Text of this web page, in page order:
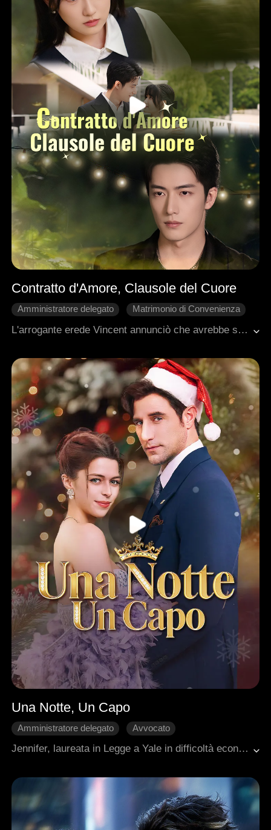
Contratto d'Amore, Clausole del Cuore
Amministratore delegato
Matrimonio di Convenienza
Innamoramento Graduale
Dolcezza
L'arrogante erede Vincent annunciò che avrebbe sposato Adeline al fidanzamento di suo fratello, anche se l'aveva solo assunta per fingere di essere sua moglie. Lui la usava per gestire le pressioni familiari, e lei aveva bisogno del denaro. Eppure, giorno dopo giorno, i sentimenti crebbero. Il loro contratto venne modificato ripetutamente, ogni cambiamento nascondeva un affetto più profondo. Da partner, diventarono veri innamorati.
Una Notte, Un Capo
Amministratore delegato
Avvocato
Innamoramento Graduale
Romanzo sentimentale moderno
Jennifer, laureata in Legge a Yale in difficoltà economiche, affronta tre colpi del destino: il padre in prigione, la madre malata terminale e il fidanzato che la lascia. In un bar, ha un'avventura di una notte con il barista Harry. Dopo colloqui falliti, ottiene inaspettatamente un posto in un prestigioso studio legale, solo per scoprire che il capo è proprio Harry. Attirata dallo stipendio alto come sua assistente, tra loro scatta una chimica proibita. Il caos ritorna quando Jennifer scopre che Harry è lo zio del suo ex-fidanzato infedele, intrappolandola in un triangolo amoroso. Scopre inoltre che l'ambiziosa socialite Emily ha incastrato suo padre. Unendo le forze con Harry, Jennifer vince un'ultima battaglia in tribunale per scagionare il padre. Alla fine, i due si sposano, rilevano lo studio e conquistano insieme vendetta, carriera e amore.